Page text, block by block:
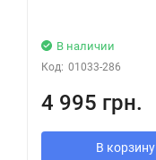
В наличии
Код: 01033-286
4 995 грн.
В корзину